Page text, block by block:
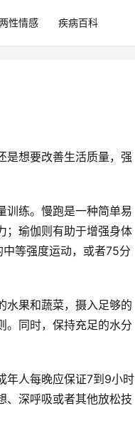
性情感 疾病百科
是想要改善生活质量，强
训练。慢跑是一种简单易
；瑜伽则有助于增强身体
等强度运动，或者75分
水果和蔬菜，摄入足够的
。同时，保持充足的水分
年人每晚应保证7到9小时
、深呼吸或者其他放松技